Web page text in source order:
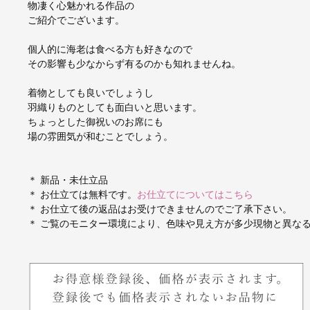
物凄く心魅かれる作品の
ご紹介でございます。
個人的に海老は食べる方も好きなので
その影響も少なからず有るのかも知れませんね。
着物としても良いでしょうし
羽織りものとしても面白いと思います。
ちょっとした御祝いのお席にも
場の雰囲気が和むことでしょう。
＊ 新品・未仕立品
＊ お仕立ては無料です。 お仕立てについてはこちら
＊ お仕立て後の返品はお受けできませんのでご了承下さい。
＊ ご覧のモニター環境により、色味や見え方が多少現物と異な